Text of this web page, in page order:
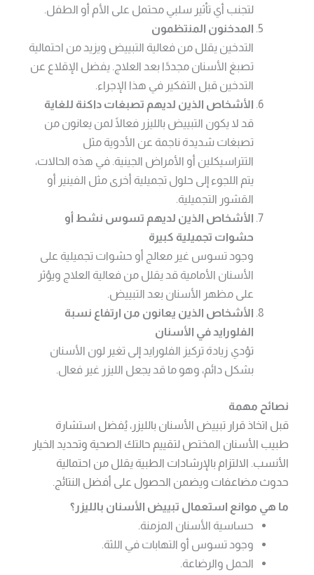
لتجنب أي تأثير سلبي محتمل على الأم أو الطفل.
المدخنون المنتظمون
التدخين يقلل من فعالية التبييض ويزيد من احتمالية
تصبغ الأسنان مجددًا بعد العلاج. يفضل الإقلاع عن
التدخين قبل التفكير في هذا الإجراء.
الأشخاص الذين لديهم تصبغات داكنة للغاية
قد لا يكون التبييض بالليزر فعالًا لمن يعانون من
تصبغات شديدة ناجمة عن الأدوية مثل
التتراسيكلين أو الأمراض الجينية. في هذه الحالات،
يتم اللجوء إلى حلول تجميلية أخرى مثل الفينير أو
القشور التجميلية.
الأشخاص الذين لديهم تسوس نشط أو
حشوات تجميلية كبيرة
وجود تسوس غير معالج أو حشوات تجميلية على
الأسنان الأمامية قد يقلل من فعالية العلاج ويؤثر
على مظهر الأسنان بعد التبييض.
الأشخاص الذين يعانون من ارتفاع نسبة
الفلورايد في الأسنان
تؤدي زيادة تركيز الفلورايد إلى تغير لون الأسنان
بشكل دائم، وهو ما قد يجعل الليزر غير فعال.
نصائح مهمة
قبل اتخاذ قرار تبييض الأسنان بالليزر، يُفضل استشارة
طبيب الأسنان المختص لتقييم حالتك الصحية وتحديد الخيار
الأنسب. الالتزام بالإرشادات الطبية يقلل من احتمالية
حدوث مضاعفات ويضمن الحصول على أفضل النتائج.
ما هي موانع استعمال تبييض الأسنان بالليزر؟
حساسية الأسنان المزمنة.
وجود تسوس أو التهابات في اللثة.
الحمل والرضاعة.